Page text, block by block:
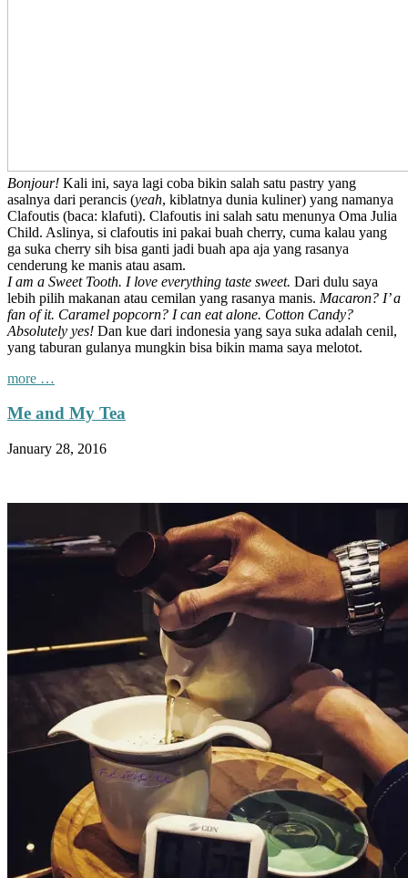
Bonjour! Kali ini, saya lagi coba bikin salah satu pastry yang
asalnya dari perancis (yeah, kiblatnya dunia kuliner) yang namanya
Clafoutis (baca: klafuti). Clafoutis ini salah satu menunya Oma Julia
Child. Aslinya, si clafoutis ini pakai buah cherry, cuma kalau yang
ga suka cherry sih bisa ganti jadi buah apa aja yang rasanya
cenderung ke manis atau asam.
I am a Sweet Tooth. I love everything taste sweet. Dari dulu saya
lebih pilih makanan atau cemilan yang rasanya manis. Macaron? I’ a
fan of it. Caramel popcorn? I can eat alone. Cotton Candy?
Absolutely yes! Dan kue dari indonesia yang saya suka adalah cenil,
yang taburan gulanya mungkin bisa bikin mama saya melotot.
more
(Recipe
Sharing)”
…
Me and My Tea
January 28, 2016